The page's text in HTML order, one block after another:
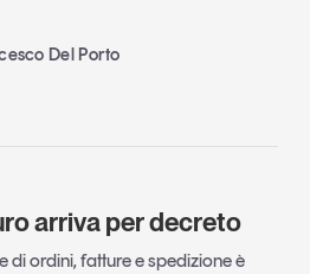
Del Porto
arriva per decreto
di ordini, fatture e spedizione è